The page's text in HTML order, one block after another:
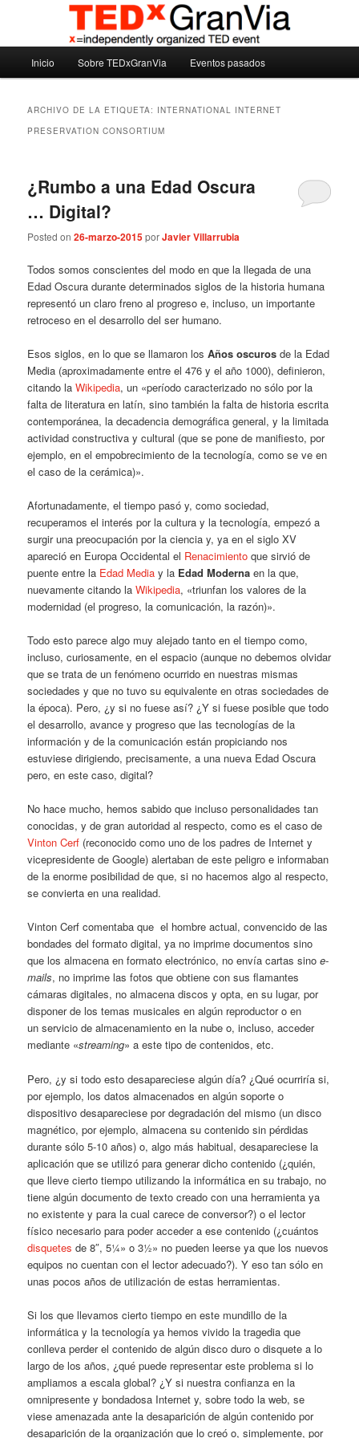
principal
secundarioTEDxGranVia
Madrid – España – Spain
Inicio Sobre TEDxGranVia Eventos pasados
ARCHIVO DE LA ETIQUETA: INTERNATIONAL INTERNET
PRESERVATION CONSORTIUM
¿Rumbo a una Edad Oscura
… Digital?
Posted on26-marzo-2015porJavier Villarrubia
Todos somos conscientes del modo en que la llegada de una
Edad Oscura durante determinados siglos de la historia humana
representó un claro freno al progreso e, incluso, un importante
retroceso en el desarrollo del ser humano.
Esos siglos, en lo que se llamaron losAños oscuros de la Edad
Media (aproximadamente entre el 476 y el año 1000), definieron,
citando laWikipedia, un «período caracterizado no sólo por la
falta de literatura en latín, sino también la falta de historia escrita
contemporánea, la decadencia demográfica general, y la limitada
actividad constructiva y cultural (que se pone de manifiesto, por
ejemplo, en el empobrecimiento de la tecnología, como se ve en
el caso de la cerámica)».
Afortunadamente, el tiempo pasó y, como sociedad,
recuperamos el interés por la cultura y la tecnología, empezó a
surgir una preocupación por la ciencia y, ya en el siglo XV
apareció en Europa Occidental el Renacimiento que sirvió de
puente entre la Edad Media y la Edad Moderna en la que,
nuevamente citando laWikipedia, «triunfan los valores de la
modernidad (el progreso, la comunicación, la razón)».
Todo esto parece algo muy alejado tanto en el tiempo como,
incluso, curiosamente, en el espacio (aunque no debemos olvidar
que se trata de un fenómeno ocurrido en nuestras mismas
sociedades y que no tuvo su equivalente en otras sociedades de
la época). Pero, ¿y si no fuese así? ¿Y si fuese posible que todo
el desarrollo, avance y progreso que las tecnologías de la
información y de la comunicación están propiciando nos
estuviese dirigiendo, precisamente, a una nueva Edad Oscura
pero, en este caso, digital?
No hace mucho, hemos sabido que incluso personalidades tan
conocidas, y de gran autoridad al respecto, como es el caso de
Vinton Cerf (reconocido como uno de los padres de Internet y
vicepresidente de Google) alertaban de este peligro e informaban
de la enorme posibilidad de que, si no hacemos algo al respecto,
se convierta en una realidad.
Vinton Cerf comentaba que el hombre actual, convencido de las
bondades del formato digital, ya no imprime documentos sino
que los almacena en formato electrónico, no envía cartas sinoe-
mails, no imprime las fotos que obtiene con sus flamantes
cámaras digitales, no almacena discos y opta, en su lugar, por
disponer de los temas musicales en algún reproductor o en
un servicio de almacenamiento en la nube o, incluso, acceder
mediante «streaming» a este tipo de contenidos, etc.
Pero, ¿y si todo esto desapareciese algún día? ¿Qué ocurriría si,
por ejemplo, los datos almacenados en algún soporte o
dispositivo desapareciese por degradación del mismo (un disco
magnético, por ejemplo, almacena su contenido sin pérdidas
durante sólo 5-10 años) o, algo más habitual, desapareciese la
aplicación que se utilizó para generar dicho contenido (¿quién,
que lleve cierto tiempo utilizando la informática en su trabajo, no
tiene algún documento de texto creado con una herramienta ya
no existente y para la cual carece de conversor?) o el lector
físico necesario para poder acceder a ese contenido (¿cuántos
disquetes de 8″, 5¼» o 3½» no pueden leerse ya que los nuevos
equipos no cuentan con el lector adecuado?). Y eso tan sólo en
unas pocos años de utilización de estas herramientas.
Si los que llevamos cierto tiempo en este mundillo de la
informática y la tecnología ya hemos vivido la tragedia que
conlleva perder el contenido de algún disco duro o disquete a lo
largo de los años, ¿qué puede representar este problema si lo
ampliamos a escala global? ¿Y si nuestra confianza en la
omnipresente y bondadosa Internet y, sobre todo la web, se
viese amenazada ante la desaparición de algún contenido por
desaparición de la organización que lo creó o, simplemente, por